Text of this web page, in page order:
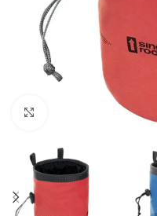
Clic para ampliar